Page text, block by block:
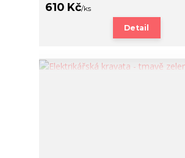
610 Kč/ks
Detail